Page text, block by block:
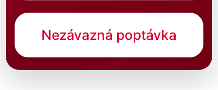
Nezávazná poptávka